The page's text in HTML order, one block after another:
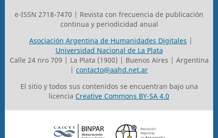
e-ISSN 2718-7470 | Revista con frecuencia de publicación
continua y periodicidad anual
Asociación Argentina de Humanidades Digitales |
Universidad Nacional de La Plata
Calle 24 nro 709 | La Plata (1900) | Buenos Aires | Argentina
| contacto@aahd.net.ar
El sitio y todos sus contenidos se encuentran bajo una
licencia Creative Commons BY-SA 4.0